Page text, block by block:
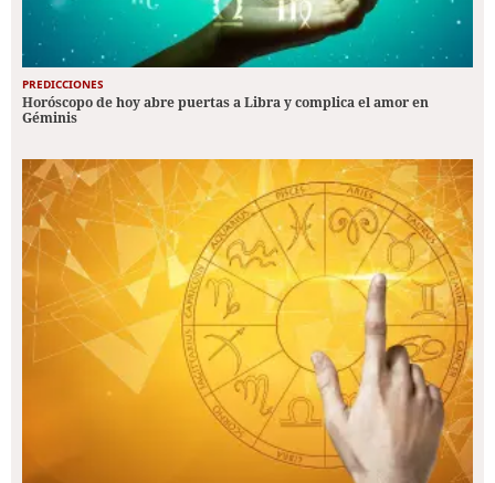
PREDICCIONES
Horóscopo de hoy abre puertas a Libra y complica el amor en
Géminis